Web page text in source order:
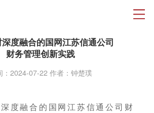
度融合的国网江苏信通公司
财务管理创新实践
：2024-07-22 作者：钟楚璞
度融合的国网江苏信通公司财